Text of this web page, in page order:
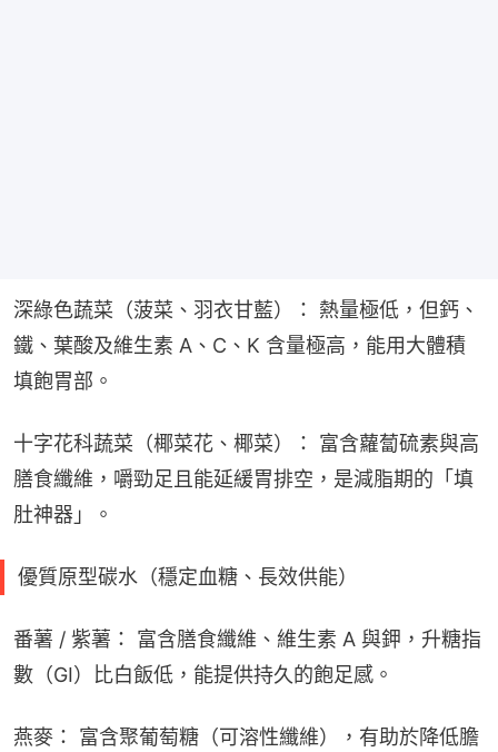
深綠色蔬菜（菠菜、羽衣甘藍）： 熱量極低，但鈣、
鐵、葉酸及維生素 A、C、K 含量極高，能用大體積
填飽胃部。
十字花科蔬菜（椰菜花、椰菜）： 富含蘿蔔硫素與高
膳食纖維，嚼勁足且能延緩胃排空，是減脂期的「填
肚神器」。
優質原型碳水（穩定血糖、長效供能）
番薯 / 紫薯： 富含膳食纖維、維生素 A 與鉀，升糖指
數（GI）比白飯低，能提供持久的飽足感。
燕麥： 富含聚葡萄糖（可溶性纖維），有助於降低膽